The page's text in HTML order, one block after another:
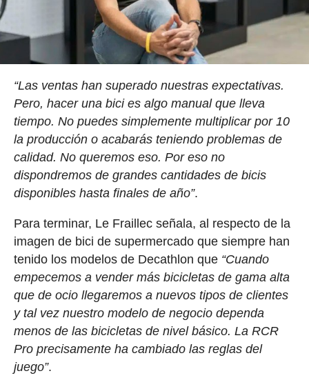
“Las ventas han superado nuestras expectativas.
Pero, hacer una bici es algo manual que lleva
tiempo. No puedes simplemente multiplicar por 10
la producción o acabarás teniendo problemas de
calidad. No queremos eso. Por eso no
dispondremos de grandes cantidades de bicis
disponibles hasta finales de año”.
Para terminar, Le Fraillec señala, al respecto de la
imagen de bici de supermercado que siempre han
tenido los modelos de Decathlon que “Cuando
empecemos a vender más bicicletas de gama alta
que de ocio llegaremos a nuevos tipos de clientes
y tal vez nuestro modelo de negocio dependa
menos de las bicicletas de nivel básico. La RCR
Pro precisamente ha cambiado las reglas del
juego”.